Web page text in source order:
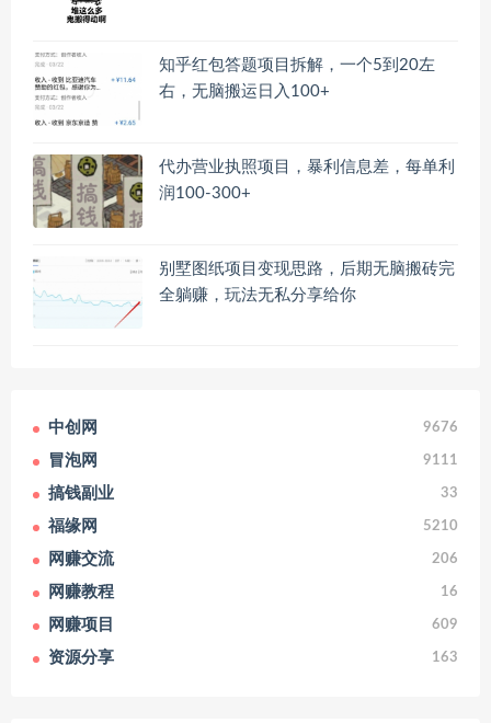
知乎红包答题项目拆解，一个5到20左
右，无脑搬运日入100+
代办营业执照项目，暴利信息差，每单利
润100-300+
别墅图纸项目变现思路，后期无脑搬砖完
全躺赚，玩法无私分享给你
中创网 9676
冒泡网 9111
搞钱副业 33
福缘网 5210
网赚交流 206
网赚教程 16
网赚项目 609
资源分享 163